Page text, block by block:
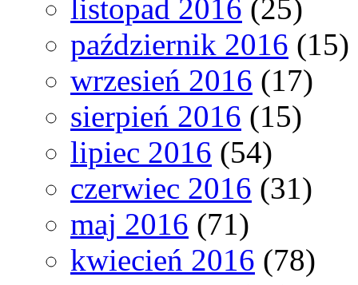
listopad 2016 (25)
październik 2016 (15)
wrzesień 2016 (17)
sierpień 2016 (15)
lipiec 2016 (54)
czerwiec 2016 (31)
maj 2016 (71)
kwiecień 2016 (78)